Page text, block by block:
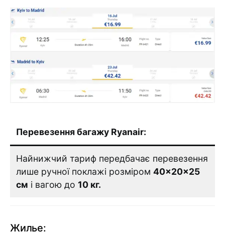
Перевезення багажу Ryanair:
Найнижчий тариф передбачає перевезення
лише ручної поклажі розміром 40×20×25
см і вагою до 10 кг.
Жилье: